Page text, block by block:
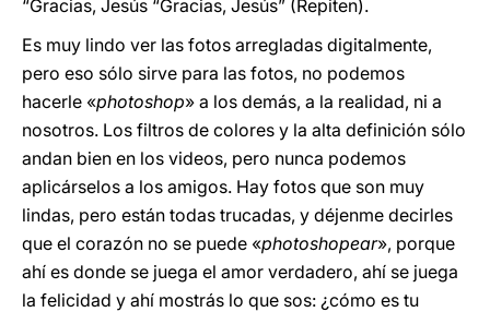
“Gracias, Jesús “Gracias, Jesús” (Repiten).
Es muy lindo ver las fotos arregladas digitalmente,
pero eso sólo sirve para las fotos, no podemos
hacerle «photoshop» a los demás, a la realidad, ni a
nosotros. Los filtros de colores y la alta definición sólo
andan bien en los videos, pero nunca podemos
aplicárselos a los amigos. Hay fotos que son muy
lindas, pero están todas trucadas, y déjenme decirles
que el corazón no se puede «photoshopear», porque
ahí es donde se juega el amor verdadero, ahí se juega
la felicidad y ahí mostrás lo que sos: ¿cómo es tu